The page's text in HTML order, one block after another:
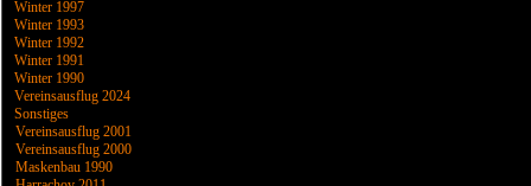
Winter 1997
Winter 1993
Winter 1992
Winter 1991
Winter 1990
Vereinsausflug 2024
Sonstiges
Vereinsausflug 2001
Vereinsausflug 2000
Maskenbau 1990